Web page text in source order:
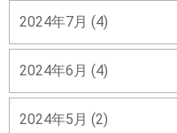
2024年7月 (4)
2024年6月 (4)
2024年5月 (2)